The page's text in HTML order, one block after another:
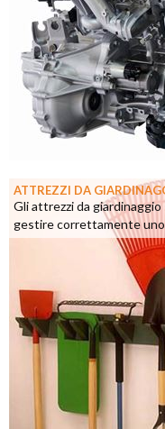
ATTREZZI DA
Gli attrezzi da
gestire correttamente uno